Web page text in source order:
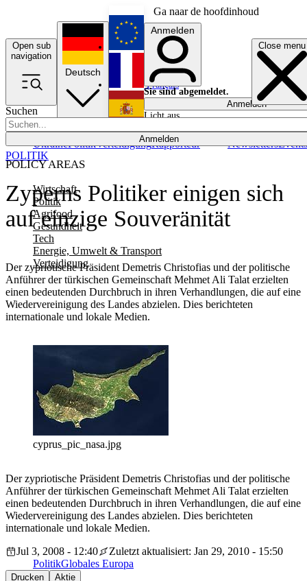
Ga naar de hoofdinhoud
Open sub
navigation
Close menu
Suchen
Anmelden
POLICY AREAS
Wirtschaft
Politik
Agrifood
Gesundheit
Tech
Energie, Umwelt & Transport
Verteidigung
UkrainePolitikVerteidigungRapporteur NewslettersEvents
Deutsch
English
Français
Anmelden
Sie sind abgemeldet.
Anmelden
Licht aus
Zyperns Politiker einigen sich
auf einzige Souveränität
Der zypriotische Präsident Demetris Christofias und der politische
Anführer der türkischen Gemeinschaft Mehmet Ali Talat erzielten
einen bedeutenden Durchbruch in ihren Verhandlungen, die auf eine
Wiedervereinigung des Landes abzielen. Dies berichteten
internationale und lokale Medien.
POLITIK
cyprus_pic_nasa.jpg
Der zypriotische Präsident Demetris Christofias und der politische
Anführer der türkischen Gemeinschaft Mehmet Ali Talat erzielten
einen bedeutenden Durchbruch in ihren Verhandlungen, die auf eine
Wiedervereinigung des Landes abzielen. Dies berichteten
internationale und lokale Medien.
Jul 3, 2008 - 12:40
Zuletzt aktualisiert: Jan 29, 2010 - 15:50
PolitikGlobales Europa
Drucken Aktie